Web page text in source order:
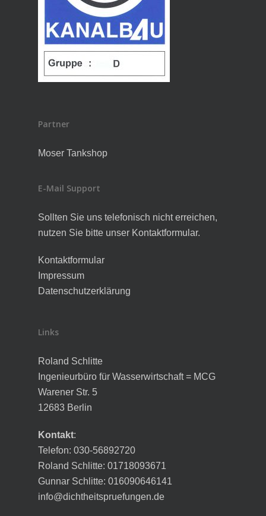
Partner
Moser Tankshop
E-Mail Support
Sollten Sie uns telefonisch nicht erreichen,
nutzen Sie bitte unser Kontaktformular.
Kontaktformular
Impressum
Datenschutzerklärung
Links
Roland Schlitte
Ingenieurbüro für Wasserwirtschaft = MCG
Warener Str. 5
12683 Berlin
Kontakt:
Telefon: 030-56892720
Roland Schlitte: 01718093671
Gunnar Schlitte: 016090646141
info@dichtheitspruefungen.de